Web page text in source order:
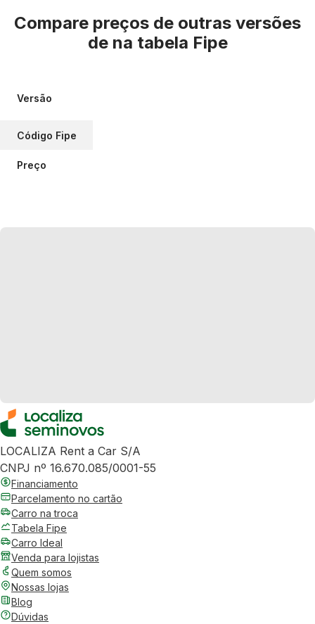
Compare preços de outras versões
de na tabela Fipe
Versão
Código Fipe
Preço
LOCALIZA Rent a Car S/A
CNPJ nº 16.670.085/0001-55
Financiamento
Parcelamento no cartão
Carro na troca
Tabela Fipe
Carro Ideal
Venda para lojistas
Quem somos
Nossas lojas
Blog
Dúvidas